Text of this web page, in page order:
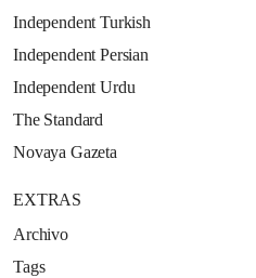
Independent Turkish
Independent Persian
Independent Urdu
The Standard
Novaya Gazeta
EXTRAS
Archivo
Tags